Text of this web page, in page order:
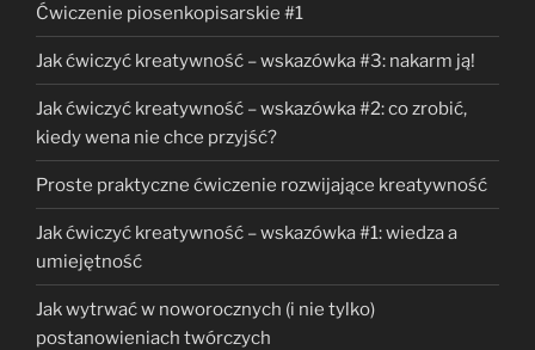
Ćwiczenie piosenkopisarskie #1
Jak ćwiczyć kreatywność – wskazówka #3: nakarm ją!
Jak ćwiczyć kreatywność – wskazówka #2: co zrobić,
kiedy wena nie chce przyjść?
Proste praktyczne ćwiczenie rozwijające kreatywność
Jak ćwiczyć kreatywność – wskazówka #1: wiedza a
umiejętność
Jak wytrwać w noworocznych (i nie tylko)
postanowieniach twórczych